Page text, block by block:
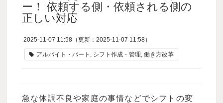
ー！ 依頼する側・依頼される側の
正しい対応
2025-11-07 11:58 （更新： 2025-11-07 11:58）
アルバイト・パート シフト作成・管理 働き方改革
急な体調不良や家庭の事情などでシフトの変